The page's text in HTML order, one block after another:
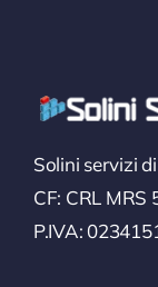
Solini servizi
CF: CRL MRS
P.IVA: